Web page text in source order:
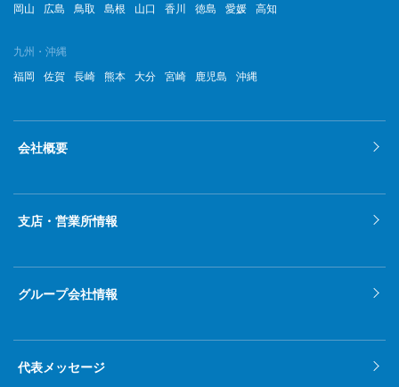
岡山
広島 鳥取 島根 山口 香川 徳島 愛媛 高知
九州・沖縄
福岡
佐賀 長崎 熊本 大分 宮崎 鹿児島 沖縄
会社概要
支店・営業所情報
グループ会社情報
代表メッセージ